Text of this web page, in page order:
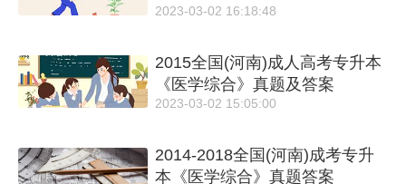
2023-03-02 16:18:48
2015全国(河南)成人高考专升本
《医学综合》真题及答案
2023-03-02 15:05:00
2014-2018全国(河南)成考专升
本《医学综合》真题答案